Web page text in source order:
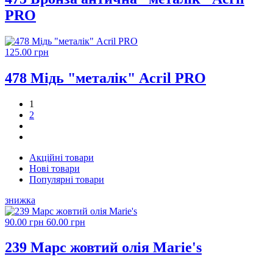
PRO
125.00 грн
478 Мідь "металік" Acril PRO
1
2
Акційні товари
Нові товари
Популярні товари
знижка
90.00 грн 60.00 грн
239 Марс жовтий олія Marie's